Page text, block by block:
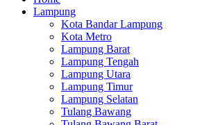
Lampung
Kota Bandar Lampung
Kota Metro
Lampung Barat
Lampung Tengah
Lampung Utara
Lampung Timur
Lampung Selatan
Tulang Bawang